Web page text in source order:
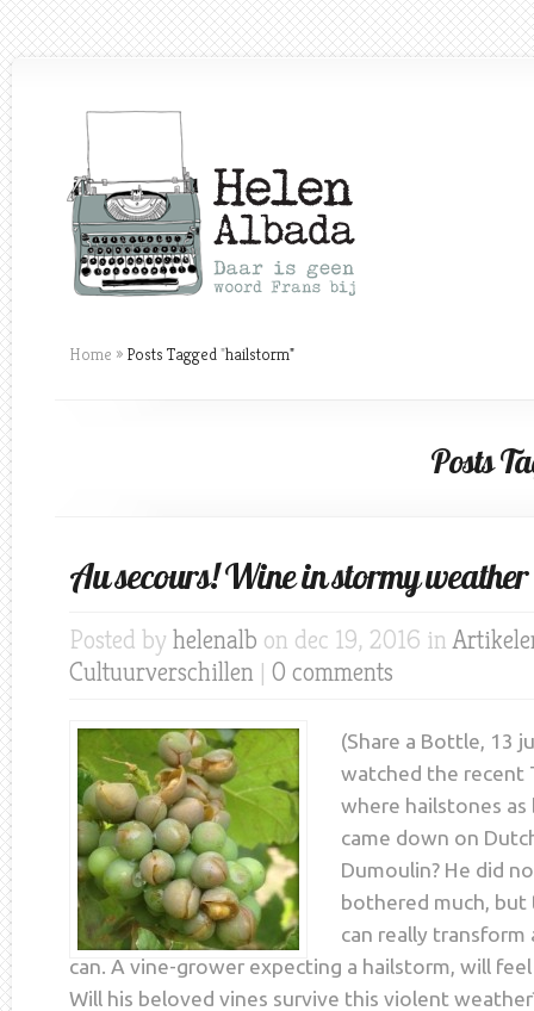
Home » Posts Tagged"hailstorm"
Posts
Au secours! Wine in stormy weather
Posted by helenalb on dec 19, 2016 in
Cultuurverschillen | 0 comments
(Share a Bottle, 13
watched the recent
where hailstones as
came down on
Dumoulin? He did
bothered much, but
can really transform
can. A vine-grower expecting a hailstorm, will
Will his beloved vines survive this violent